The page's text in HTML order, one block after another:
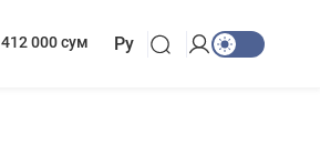
412 000 сум Ру